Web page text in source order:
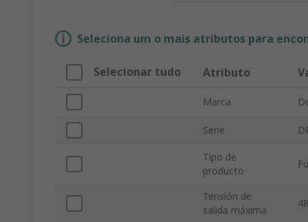
Seleciona um o mais atributos para
Selecionar tudo Atributo
Marca
Serie
Tipo de
producto
Tensión de
salida máxima